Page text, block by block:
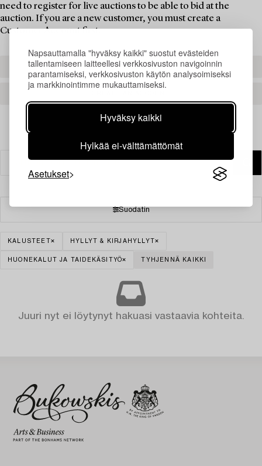
Napsauttamalla "hyväksy kaikki" suostut evästeiden
tallentamiseen laitteellesi verkkosivuston navigoinnin
parantamiseksi, verkkosivuston käytön analysoimiseksi
ja markkinointimme mukauttamiseksi.
Hyväksy kaikki
Hylkää ei-välttämättömät
Asetukset
need to register for live auctions to be able to bid at the
auction. If you are a new customer, you must create a
Customer Account first.
REGISTER TO BID
Suodatin
KALUSTEET HYLLYT & KIRJAHYLLYT
HUONEKALUT JA TAIDEKÄSITYÖ TYHJENNÄ KAIKKI
Juuri nyt ei löytynyt hakuasi vastaavia kohteita.